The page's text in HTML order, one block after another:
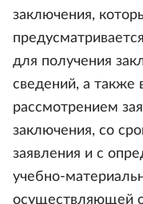
заключения,
для получения
сведений, а также
рассмотрением
заключения, со
заявления и с
учебно-
осуществляющей